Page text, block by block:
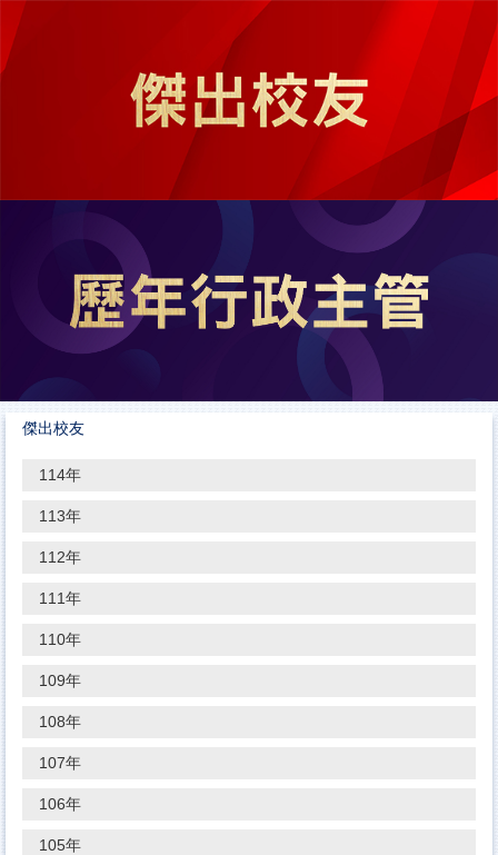
跳
到
傑出校友
114年
113年
112年
111年
110年
109年
108年
107年
106年
105年